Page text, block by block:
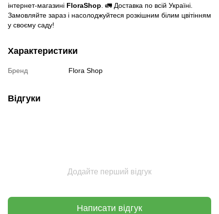
інтернет-магазині FloraShop . 🚛 Доставка по всій Україні.
Замовляйте зараз і насолоджуйтеся розкішним білим цвітінням
у своєму саду!
Характеристики
Бренд Flora Shop
Відгуки
Додайте перший відгук
Написати відгук